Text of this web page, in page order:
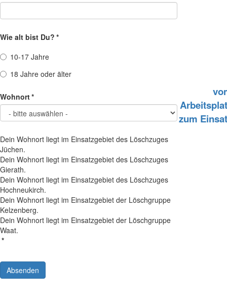
Wie alt bist Du? *
10-17 Jahre
18 Jahre oder älter
Wohnort*
Dein Wohnort liegt im Einsatzgebiet des Löschzuges
Jüchen.
Dein Wohnort liegt im Einsatzgebiet des Löschzuges
Gierath.
Dein Wohnort liegt im Einsatzgebiet des Löschzuges
Hochneukirch.
Dein Wohnort liegt im Einsatzgebiet der Löschgruppe
Kelzenberg.
Dein Wohnort liegt im Einsatzgebiet der Löschgruppe
Waat.
*
Absenden
zum